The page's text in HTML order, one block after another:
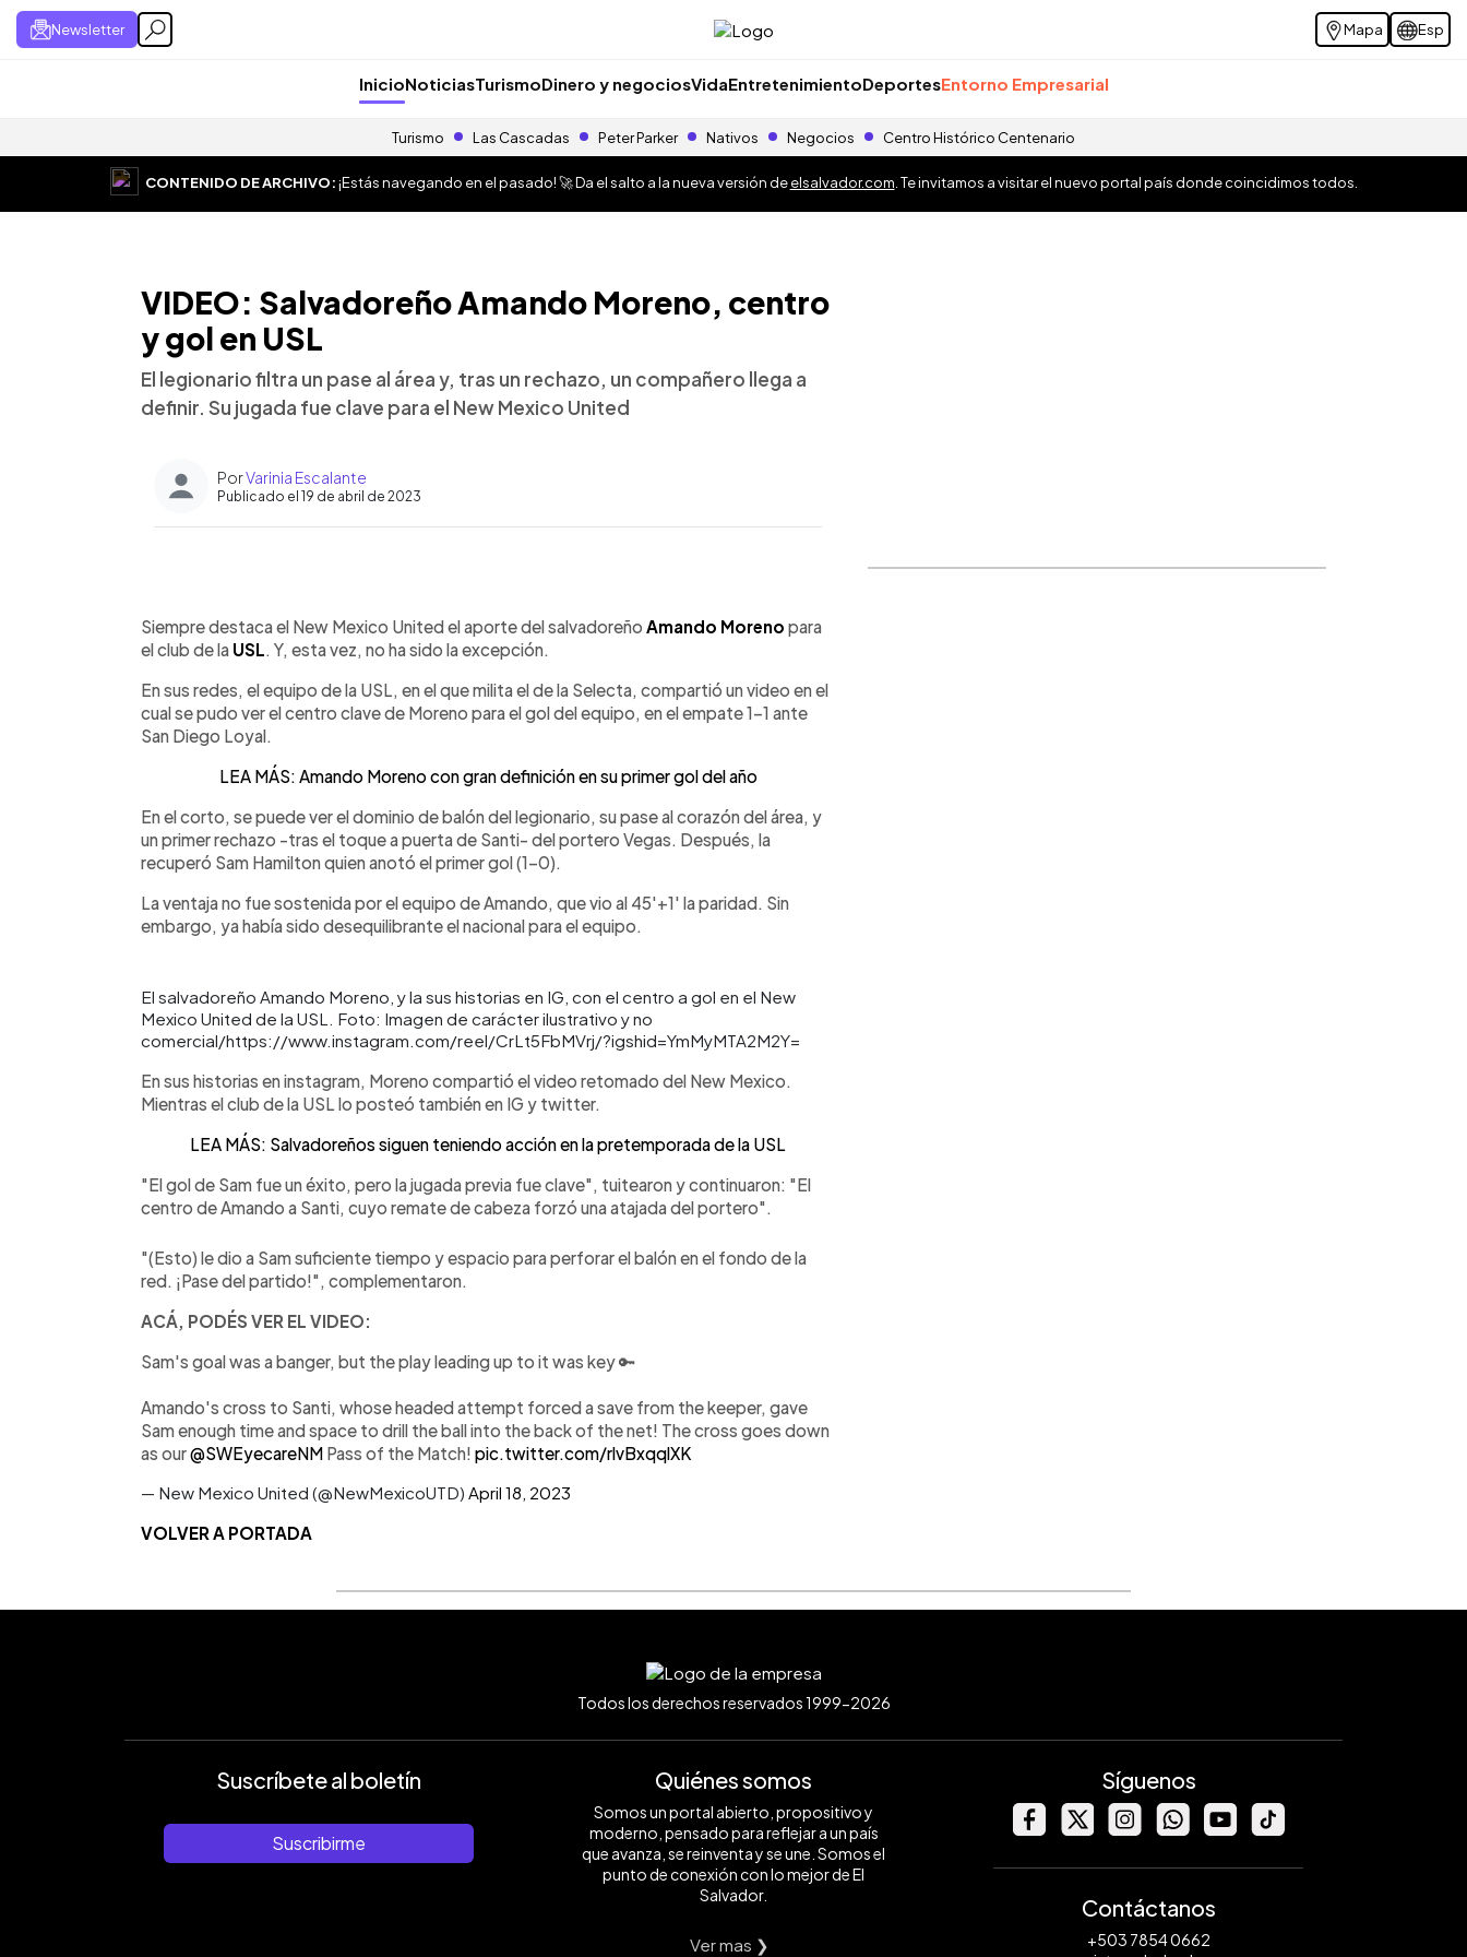
Newsletter Mapa Esp
InicioNoticiasTurismoDinero y negociosVidaEntretenimientoDeportesEntorno Empresarial
Turismo Las Cascadas Peter Parker Nativos Negocios Centro Histórico Centenario
CONTENIDO DE ARCHIVO:¡Estás navegando en el pasado! 🚀 Da el salto a la nueva versión deelsalvador.com . Te invitamos a visitar el nuevo portal país donde coincidimos todos.
VIDEO: Salvadoreño Amando Moreno, centro
y gol en USL
El legionario filtra un pase al área y, tras un rechazo, un compañero llega a
definir. Su jugada fue clave para el New Mexico United
PorVarinia Escalante
Publicado el 19 de abril de 2023
► Escuchar artículo
Siempre destaca el New Mexico United el aporte del salvadoreño Amando Moreno para
el club de la USL. Y, esta vez, no ha sido la excepción.
En sus redes, el equipo de la USL, en el que milita el de la Selecta, compartió un video en el
cual se pudo ver el centro clave de Moreno para el gol del equipo, en el empate 1-1 ante
San Diego Loyal.
LEA MÁS: Amando Moreno con gran definición en su primer gol del año
En el corto, se puede ver el dominio de balón del legionario, su pase al corazón del área, y
un primer rechazo -tras el toque a puerta de Santi- del portero Vegas. Después, la
recuperó Sam Hamilton quien anotó el primer gol (1-0).
La ventaja no fue sostenida por el equipo de Amando, que vio al 45'+1' la paridad. Sin
embargo, ya había sido desequilibrante el nacional para el equipo.
El salvadoreño Amando Moreno, y la sus historias en IG, con el centro a gol en el New
Mexico United de la USL. Foto: Imagen de carácter ilustrativo y no
comercial/https://www.instagram.com/reel/CrLt5FbMVrj/?igshid=YmMyMTA2M2Y=
En sus historias en instagram, Moreno compartió el video retomado del New Mexico.
Mientras el club de la USL lo posteó también en IG y twitter.
LEA MÁS: Salvadoreños siguen teniendo acción en la pretemporada de la USL
"El gol de Sam fue un éxito, pero la jugada previa fue clave", tuitearon y continuaron: "El
centro de Amando a Santi, cuyo remate de cabeza forzó una atajada del portero".
"(Esto) le dio a Sam suficiente tiempo y espacio para perforar el balón en el fondo de la
red. ¡Pase del partido!", complementaron.
ACÁ, PODÉS VER EL VIDEO:
Sam's goal was a banger, but the play leading up to it was key 🔑
Amando's cross to Santi, whose headed attempt forced a save from the keeper, gave
Sam enough time and space to drill the ball into the back of the net! The cross goes down
as our@SWEyecareNM Pass of the Match! pic.twitter.com/rlvBxqqlXK
— New Mexico United (@NewMexicoUTD) April 18, 2023
VOLVER A PORTADA
Todos los derechos reservados 1999-2026
Suscríbete al boletín
Suscribirme
Quiénes somos
Somos un portal abierto, propositivo y
moderno, pensado para reflejar a un país
que avanza, se reinventa y se une. Somos el
punto de conexión con lo mejor de El
Salvador.
Ver mas ❯
Síguenos
Contáctanos
+503 7854 0662